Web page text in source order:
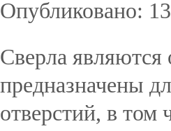
Опубликовано:
Сверла являются
предназначены
отверстий, в